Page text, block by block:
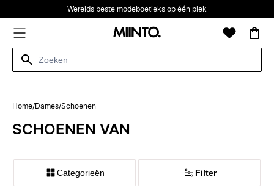
Werelds beste modeboetieks op één plek
Home/Dames/Schoenen
SCHOENEN VAN
Categorieën Filter